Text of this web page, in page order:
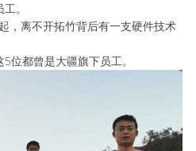
。
，离不开拓竹背后有一支硬件技术
位都曾是大疆旗下员工。